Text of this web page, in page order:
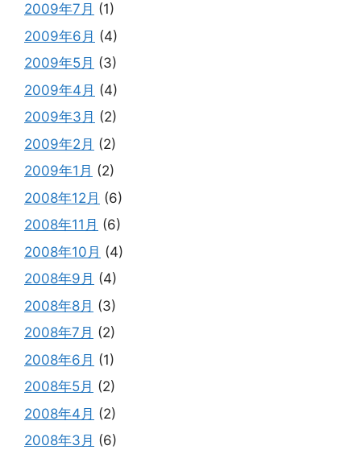
2009年7月 (1)
2009年6月 (4)
2009年5月 (3)
2009年4月 (4)
2009年3月 (2)
2009年2月 (2)
2009年1月 (2)
2008年12月 (6)
2008年11月 (6)
2008年10月 (4)
2008年9月 (4)
2008年8月 (3)
2008年7月 (2)
2008年6月 (1)
2008年5月 (2)
2008年4月 (2)
2008年3月 (6)